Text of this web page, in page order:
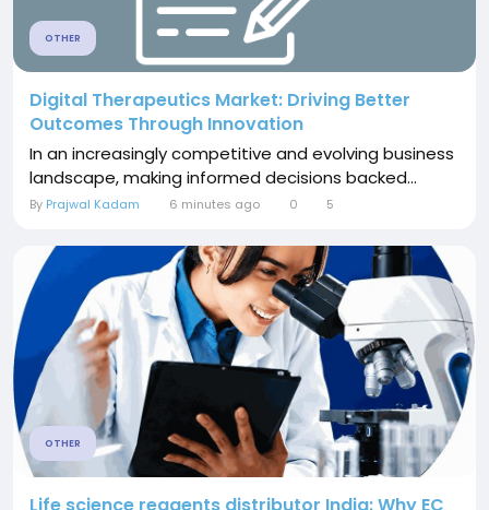
OTHER
Digital Therapeutics Market: Driving Better
Outcomes Through Innovation
In an increasingly competitive and evolving business
landscape, making informed decisions backed...
By Prajwal Kadam 6 minutes ago 0 5
OTHER